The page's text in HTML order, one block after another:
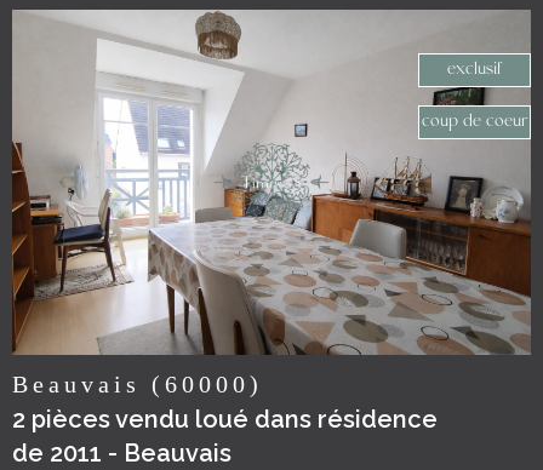
exclusif
coup de coeur
voir le
bien
Beauvais (60000)
2 pièces vendu loué dans résidence
de 2011 - Beauvais